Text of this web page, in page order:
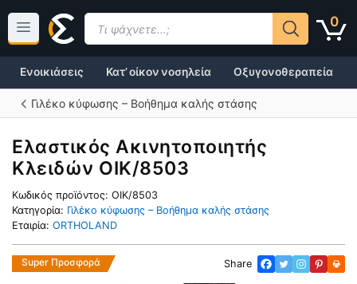
περιεχόμενο
0
Products
search
Κατ’ οίκον νοσηλεία Οξυγονοθεραπεία
Ενοικιάσεις
Γιλέκο κύφωσης – Βοήθημα καλής στάσης
Ελαστικός Ακινητοποιητής
Κλειδών OIK/8503
Κωδικός προϊόντος: OIK/8503
Κατηγορία: Γιλέκο κύφωσης – Βοήθημα καλής στάσης
Εταιρία: ORTHOLAND
Share
Super Προσφορά